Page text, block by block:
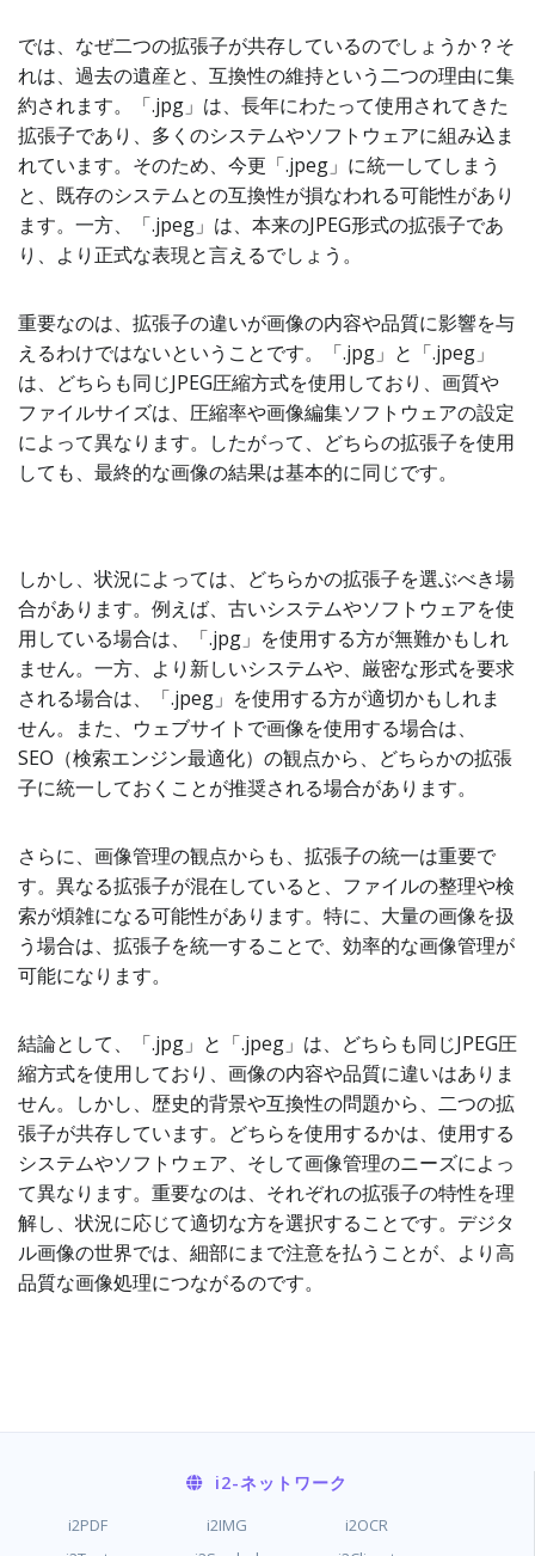
では、なぜ二つの拡張子が共存しているのでしょうか？そ
れは、過去の遺産と、互換性の維持という二つの理由に集
約されます。「.jpg」は、長年にわたって使用されてきた
拡張子であり、多くのシステムやソフトウェアに組み込ま
れています。そのため、今更「.jpeg」に統一してしまう
と、既存のシステムとの互換性が損なわれる可能性があり
ます。一方、「.jpeg」は、本来のJPEG形式の拡張子であ
り、より正式な表現と言えるでしょう。
重要なのは、拡張子の違いが画像の内容や品質に影響を与
えるわけではないということです。「.jpg」と「.jpeg」
は、どちらも同じJPEG圧縮方式を使用しており、画質や
ファイルサイズは、圧縮率や画像編集ソフトウェアの設定
によって異なります。したがって、どちらの拡張子を使用
しても、最終的な画像の結果は基本的に同じです。
しかし、状況によっては、どちらかの拡張子を選ぶべき場
合があります。例えば、古いシステムやソフトウェアを使
用している場合は、「.jpg」を使用する方が無難かもしれ
ません。一方、より新しいシステムや、厳密な形式を要求
される場合は、「.jpeg」を使用する方が適切かもしれま
せん。また、ウェブサイトで画像を使用する場合は、
SEO（検索エンジン最適化）の観点から、どちらかの拡張
子に統一しておくことが推奨される場合があります。
さらに、画像管理の観点からも、拡張子の統一は重要で
す。異なる拡張子が混在していると、ファイルの整理や検
索が煩雑になる可能性があります。特に、大量の画像を扱
う場合は、拡張子を統一することで、効率的な画像管理が
可能になります。
結論として、「.jpg」と「.jpeg」は、どちらも同じJPEG圧
縮方式を使用しており、画像の内容や品質に違いはありま
せん。しかし、歴史的背景や互換性の問題から、二つの拡
張子が共存しています。どちらを使用するかは、使用する
システムやソフトウェア、そして画像管理のニーズによっ
て異なります。重要なのは、それぞれの拡張子の特性を理
解し、状況に応じて適切な方を選択することです。デジタ
ル画像の世界では、細部にまで注意を払うことが、より高
品質な画像処理につながるのです。
i2-ネットワーク
i2PDF i2IMG
i2OCR